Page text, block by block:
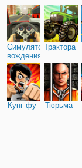
Симулятор
вождения
Трактора
Кунг фу Тюрьма